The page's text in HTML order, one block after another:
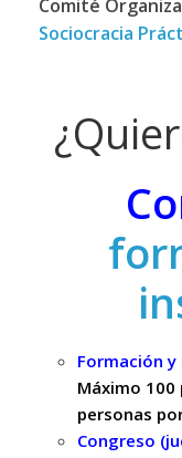
Comité
Sociocracia
Formación
Máximo 100
personas
Congreso